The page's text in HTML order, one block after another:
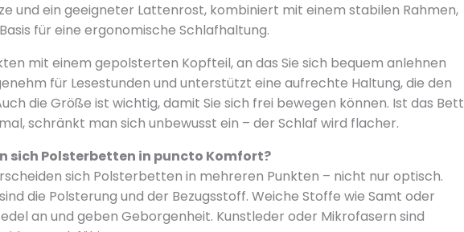
und ein geeigneter Lattenrost, kombiniert mit einem stabilen Rahmen,
für eine ergonomische Schlafhaltung.
mit einem gepolsterten Kopfteil, an das Sie sich bequem anlehnen
für Lesestunden und unterstützt eine aufrechte Haltung, die den
die Größe ist wichtig, damit Sie sich frei bewegen können. Ist das Bett
schränkt man sich unbewusst ein – der Schlaf wird flacher.
sich Polsterbetten in puncto Komfort?
sich Polsterbetten in mehreren Punkten – nicht nur optisch.
die Polsterung und der Bezugsstoff. Weiche Stoffe wie Samt oder
an und geben Geborgenheit. Kunstleder oder Mikrofasern sind